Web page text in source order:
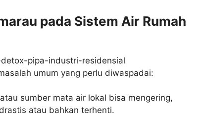
pada Sistem Air Rumah
umum yang perlu diwaspadai:
sumber mata air lokal bisa mengering,
atau bahkan terhenti.